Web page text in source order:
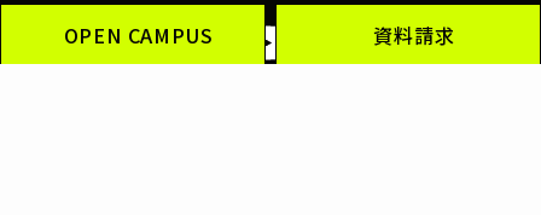
OPEN CAMPUS 資料請求